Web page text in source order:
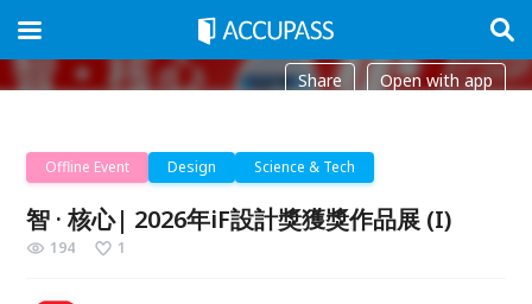
Share Open with app
Offline Event Design Science & Tech
智 · 核心| 2026年iF設計獎獲獎作品展 (I)
194 1